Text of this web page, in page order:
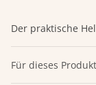
Der praktische
Für dieses